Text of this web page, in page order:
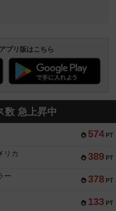
プリ版はこちら
数 急上昇中
574 PT
389 PT
リカ
378 PT
ー
133 PT